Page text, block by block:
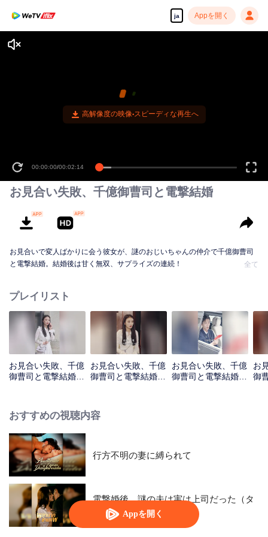
ja Appを開く
Appを開く
高解像度の映像•スピーディな再生へ
00:00:00/00:02:14
お見合い失敗、千億御曹司と電撃結婚
お見合いで変人ばかりに会う彼女が、謎のおじいちゃんの仲介で千億御曹司
と電撃結婚。結婚後は甘く無双、サプライズの連続！
全て
プレイリスト
お見合い失敗、千億
御曹司と電撃結婚_
お見合い失敗、千億
御曹司と電撃結婚_
お見合い失敗、千億
御曹司と電撃結婚_
お
御
おすすめの視聴内容
行方不明の妻に縛られて
電撃婚後、謎の夫は実は上司だった（タ
イ語版）